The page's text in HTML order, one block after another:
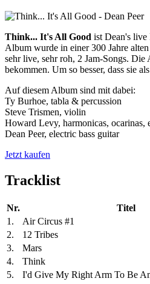
Think... It's All Good ist Dean's
Album wurde in einer 300 Jahre
sehr live, sehr roh, 2 Jam-Songs.
bekommen. Um so besser, dass sie
Auf diesem Album sind mit dabei:
Ty Burhoe, tabla & percussion
Steve Trismen, violin
Howard Levy, harmonicas, ocarinas,
Dean Peer, electric bass guitar
Jetzt kaufen
Tracklist
Nr. Titel
1.
Air Circus #1
2.
12 Tribes
3.
Mars
4.
Think
5.
I'd Give My Right Arm To Be